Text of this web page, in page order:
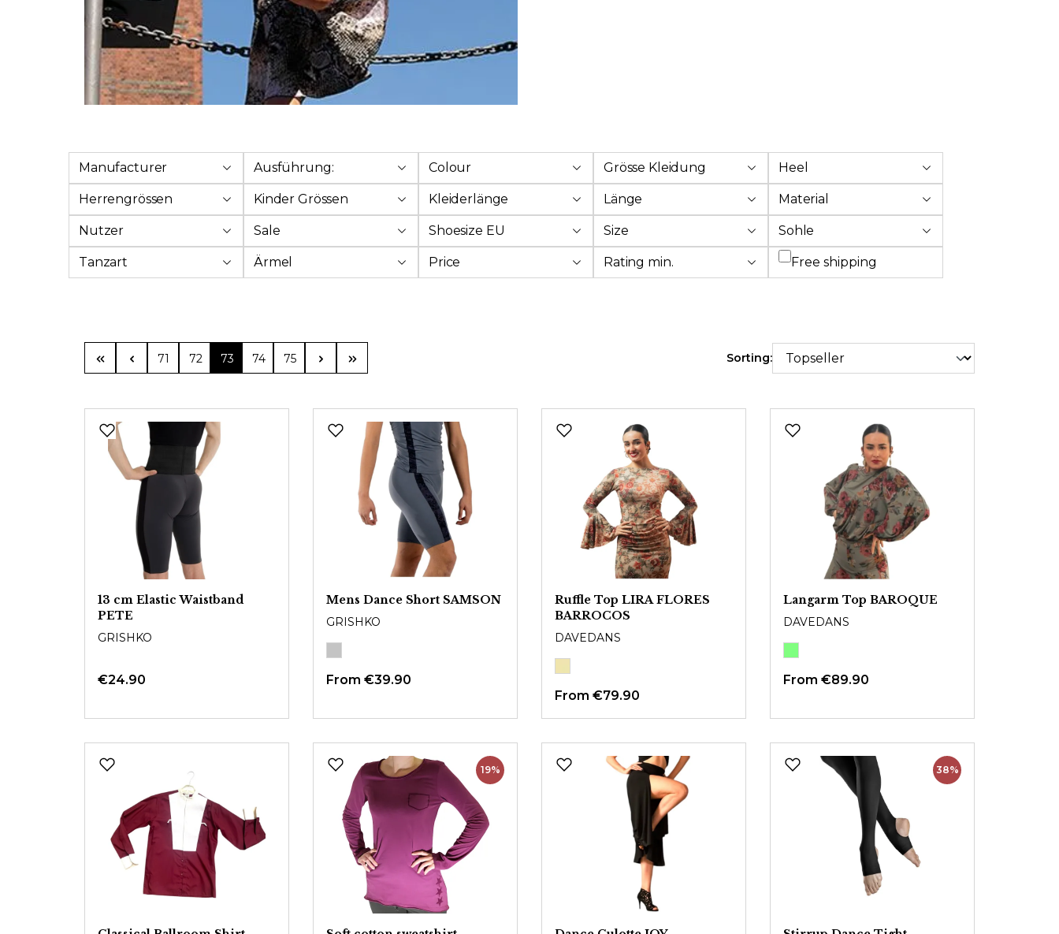
Manufacturer Ausführung: Colour Grösse Kleidung Heel
Herrengrössen Kinder Grössen Kleiderlänge Länge Material
Nutzer Sale Shoesize EU Size Sohle
Tanzart Ärmel Price Rating min. Add filter: Free shipping
Free shipping
Page
71 Page
72 Page
73 Page
74 Page
75 Sorting:
13 cm Elastic Waistband
PETE
GRISHKO
€24.90
Mens Dance Short SAMSON
GRISHKO
From €39.90
Ruffle Top LIRA FLORES
BARROCOS
DAVEDANS
From €79.90
Langarm Top BAROQUE
DAVEDANS
From €89.90
19% 38%